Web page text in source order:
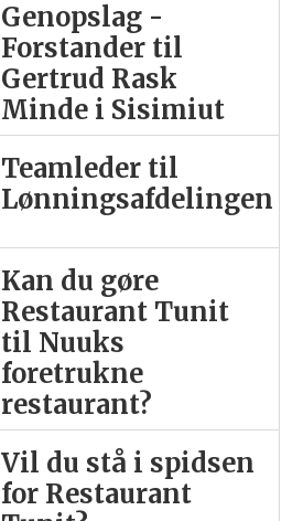
Genopslag -
Forstander til
Gertrud Rask
Minde i Sisimiut
Teamleder til
Lønningsafdelingen
Kan du gøre
Restaurant Tunit
til Nuuks
foretrukne
restaurant?
Vil du stå i spidsen
for Restaurant